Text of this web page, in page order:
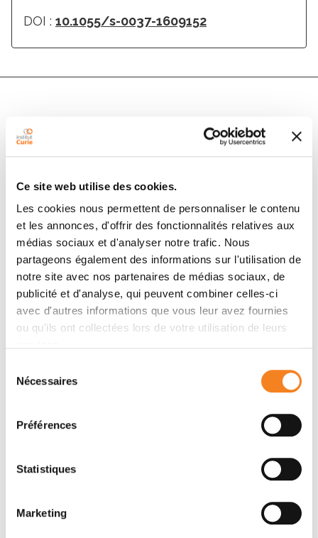
Ce site web utilise des cookies.
Les cookies nous permettent de personnaliser le contenu
et les annonces, d'offrir des fonctionnalités relatives aux
médias sociaux et d'analyser notre trafic. Nous
partageons également des informations sur l'utilisation de
notre site avec nos partenaires de médias sociaux, de
publicité et d'analyse, qui peuvent combiner celles-ci
avec d'autres informations que vous leur avez fournies
ou qu'ils ont collectées lors de votre utilisation de leurs
Nécessaires
Préférences
Statistiques
Marketing
DOI : 10.1055/s-0037-1609152
Auteurs
Bescont
Résumé
We describe herein the palladium-catalyzed
aminocarbonylation of nitrogen-containing
heterocycles with aniline derivatives using
molybdenum hexacarbonyl as a CO solid source,
method is compatible with a variety of substitutions
on the aniline moiety. The simple reaction conditions
base in DMF at 120 °C for 3 hours in sealed tube
thereby leading to the isolation of 21 compounds with
yields ranging from 18 to 82%. We also show that
double aminocarbonylation reactions are possible in